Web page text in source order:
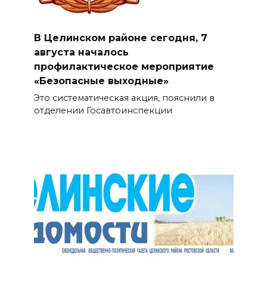
В Целинском районе сегодня, 7
августа началось
профилактическое мероприятие
«Безопасные выходные»
Это систематическая акция, пояснили в
отделении Госавтоинспекции